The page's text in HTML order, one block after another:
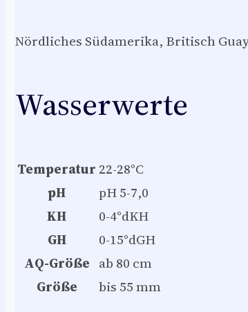
Nördliches Südamerika, Britisch
Wasserwerte
Temperatur 22-28°C
pH
pH 5-7,0
KH
0-4°dKH
GH
0-15°dGH
AQ-Größe ab 80 cm
Größe
bis 55 mm